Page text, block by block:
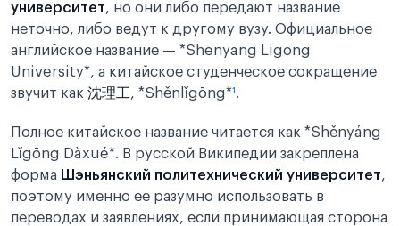
университет, но они либо передают название
неточно, либо ведут к другому вузу. Официальное
английское название — *Shenyang Ligong
University*, а китайское студенческое сокращение
звучит как 沈理工 , *Shěnlǐgōng*¹.
Полное китайское название читается как *Shěnyáng
Lǐgōng Dàxué*. В русской Википедии закреплена
форма Шэньянский политехнический университет,
поэтому именно ее разумно использовать в
переводах и заявлениях, если принимающая сторона